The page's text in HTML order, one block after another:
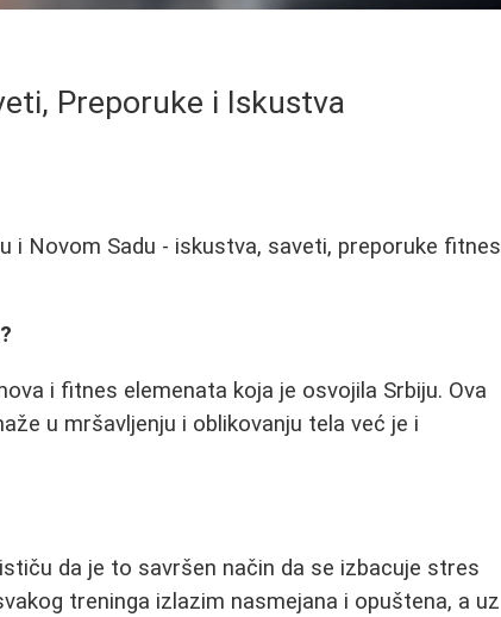
Preporuke i Iskustva
i Novom Sadu - iskustva, saveti, preporuke fitnes
i fitnes elemenata koja je osvojila Srbiju. Ova
u mršavljenju i oblikovanju tela već je i
da je to savršen način da se izbacuje stres
treninga izlazim nasmejana i opuštena, a uz